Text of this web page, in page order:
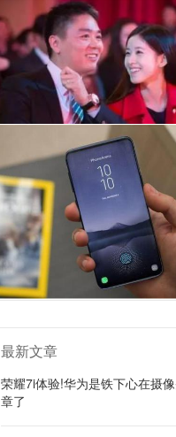
最新文章
荣耀7i体验!华为是铁下心在摄
章了